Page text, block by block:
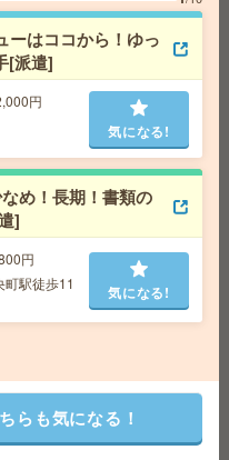
勤OK
気になる!
！ピッキング作業など
ク通勤OK
気になる!
OK
気になる!
ーはココから！ゆっ
[派遣]
円
気になる!
め！長期！書類の
]
円
町駅徒歩11
気になる!
らも気になる！